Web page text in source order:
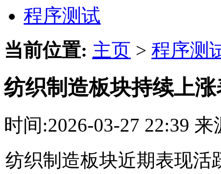
程序测试
当前位置: 主页 > 程序测
纺织制造板块持续上
时间:2026-03-27 22:39
纺织制造板块近期表现活